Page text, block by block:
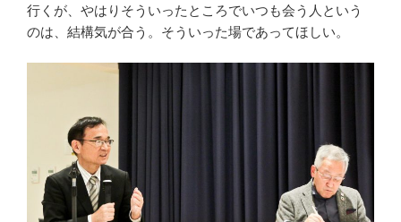
行くが、やはりそういったところでいつも会う人という
のは、結構気が合う。そういった場であってほしい。